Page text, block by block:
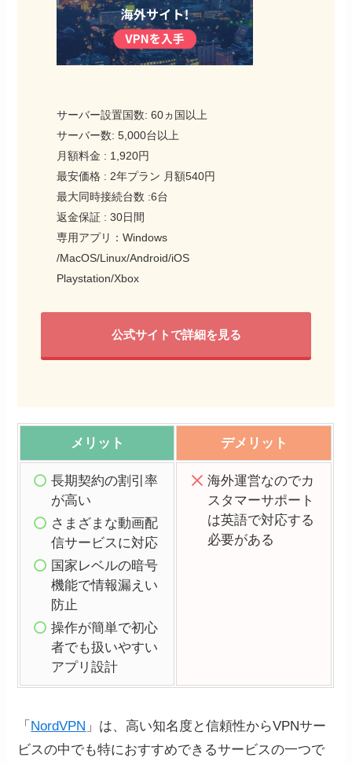
「ワンタイムプラン」「サブスクプラン」の2
つのプランから選ぶことができます。
長期的な使用を考えている方はサブスクプラ
ンが一番お得で、
格で契約することができます。
STEP
内容に問題なければ「お客様情報の入
力」を選択してください。
STEP
を入力
サーバー設置国数: 60ヵ国以上
サーバー数: 5,000台以上
月額料金 : 1,920円
最安価格 : 2年プラン 月額540円
最大同時接続台数 :6台
返金保証 : 30日間
専用アプリ：Windows
/MacOS/Linux/Android/iOS
Playstation/Xbox
公式サイトで詳細を見る
メリット デメリット
長期契約の割引率
が高い
さまざまな動画配
信サービスに対応
国家レベルの暗号
機能で情報漏えい
防止
操作が簡単で初心
者でも扱いやすい
アプリ設計
海外運営なのでカ
スタマーサポート
は英語で対応する
必要がある
「 NordVPN 」は、高い知名度と信頼性からVPNサー
ビスの中でも特におすすめできるサービスの一つで